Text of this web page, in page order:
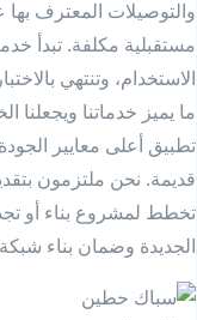
والتوصيلات المعترف
مستقبلية مكلفة. تبدأ
الاستخدام، وتنتهي
ما يميز خدماتنا
تطبيق أعلى معايير
قديمة. نحن ملتزمون
تخطط لمشروع بناء أو
الجديدة وضمان بناء